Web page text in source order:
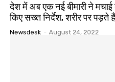
देश में अब एक नई बीमारी ने
किए सख्त निर्देश, शरीर पर
Newsdesk - August 24, 2022